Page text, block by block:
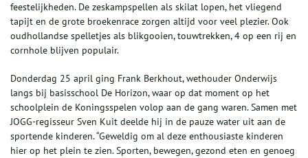
feestelijkheden. De zeskampspellen als skilat lopen, het vliegend
tapijt en de grote broekenrace zorgen altijd voor veel plezier. Ook
oudhollandse spelletjes als blikgooien, touwtrekken, 4 op een rij en
cornhole blijven populair.
Donderdag 25 april ging Frank Berkhout, wethouder Onderwijs
langs bij basisschool De Horizon, waar op dat moment op het
schoolplein de Koningsspelen volop aan de gang waren. Samen met
JOGG-regisseur Sven Kuit deelde hij in de pauze water uit aan de
sportende kinderen. “Geweldig om al deze enthousiaste kinderen
hier op het plein te zien. Sporten, bewegen, gezond eten en genoeg